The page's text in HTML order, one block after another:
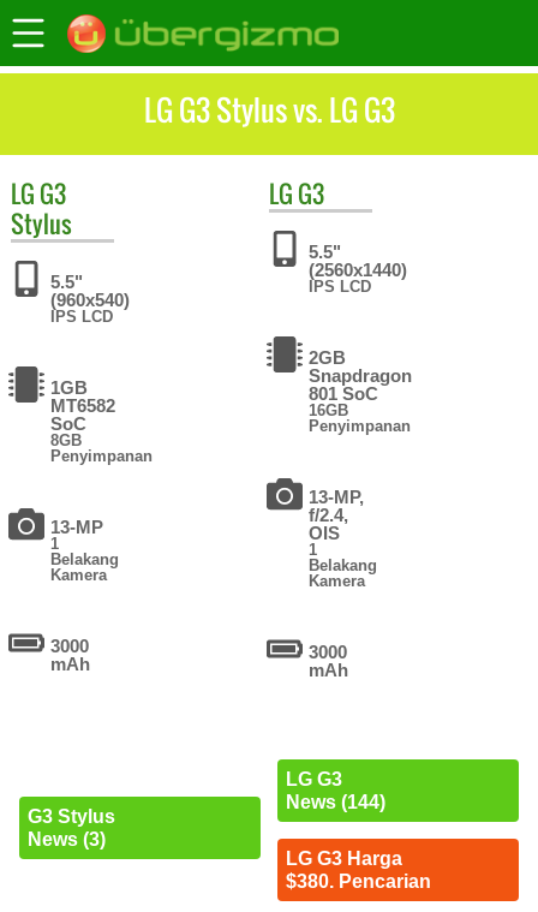
LG G3 Stylus vs. LG G3
LG G3
Stylus
5.5"
(960x540)
IPS LCD
1GB
MT6582
SoC
8GB
Penyimpanan
13-MP
1
Belakang
Kamera
3000
mAh
G3 Stylus
News (3)
LG G3
5.5"
(2560x1440)
IPS LCD
2GB
Snapdragon
801 SoC
16GB
Penyimpanan
13-MP,
f/2.4,
OIS
1
Belakang
Kamera
3000
mAh
LG G3
News (144)
LG G3 Harga
$380. Pencarian